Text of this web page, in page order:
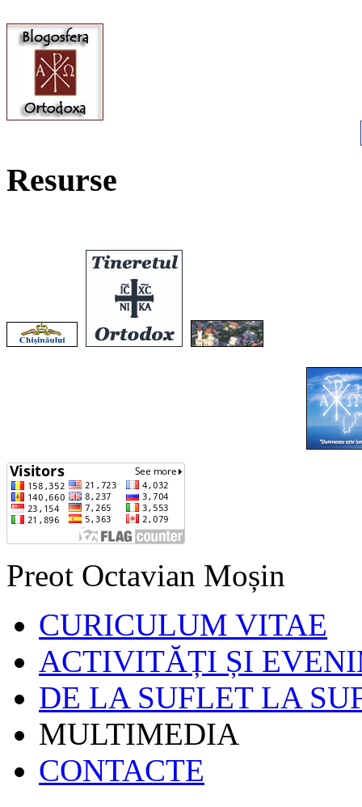
Resurse
Preot Octavian Moșin
CURICULUM VITAE
ACTIVITĂȚI ȘI
DE LA SUFLET LA
MULTIMEDIA
CONTACTE